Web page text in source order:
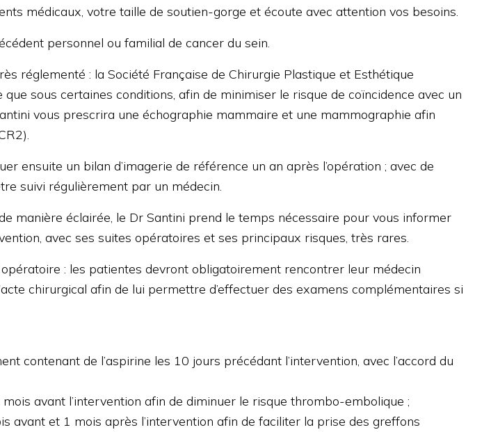
médicaux, votre taille de soutien-gorge et écoute avec attention vos besoins.
personnel ou familial de cancer du sein.
réglementé : la Société Française de Chirurgie Plastique et Esthétique
que sous certaines conditions, afin de minimiser le risque de coïncidence avec un
vous prescrira une échographie mammaire et une mammographie afin
ensuite un bilan d’imagerie de référence un an après l’opération ; avec de
suivi régulièrement par un médecin.
manière éclairée, le Dr Santini prend le temps nécessaire pour vous informer
avec ses suites opératoires et ses principaux risques, très rares.
: les patientes devront obligatoirement rencontrer leur médecin
chirurgical afin de lui permettre d’effectuer des examens complémentaires si
contenant de l’aspirine les 10 jours précédant l’intervention, avec l’accord du
avant l’intervention afin de diminuer le risque thrombo-embolique ;
avant et 1 mois après l’intervention afin de faciliter la prise des greffons